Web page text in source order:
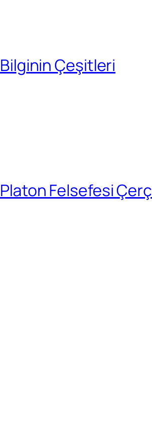
Çeşitleri
Felsefesi